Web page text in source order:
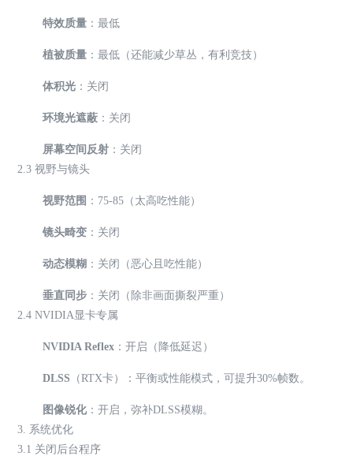
特效质量 ：最低
植被质量 ：最低（还能减少草丛，有利竞技）
体积光 ：关闭
环境光遮蔽 ：关闭
屏幕空间反射 ：关闭
2.3 视野与镜头
视野范围 ：75-85（太高吃性能）
镜头畸变 ：关闭
动态模糊 ：关闭（恶心且吃性能）
垂直同步 ：关闭（除非画面撕裂严重）
2.4 NVIDIA显卡专属
NVIDIA Reflex ：开启（降低延迟）
DLSS （RTX卡）：平衡或性能模式，可提升30%帧数。
图像锐化：开启，弥补DLSS模糊。
3. 系统优化
3.1 关闭后台程序